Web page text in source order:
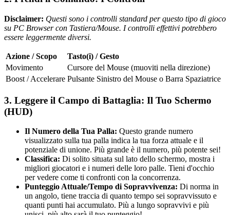
Disclaimer: Questi sono i controlli standard per questo tipo di gioco
su PC Browser con Tastiera/Mouse. I controlli effettivi potrebbero
essere leggermente diversi.
Azione / Scopo
Tasto(i) / Gesto
Movimento
Cursore del Mouse (muoviti nella direzione)
Boost / Accelerare Pulsante Sinistro del Mouse o Barra Spaziatrice
3. Leggere il Campo di Battaglia: Il Tuo Schermo
(HUD)
Il Numero della Tua Palla: Questo grande numero
visualizzato sulla tua palla indica la tua forza attuale e il
potenziale di unione. Più grande è il numero, più potente sei!
Classifica: Di solito situata sul lato dello schermo, mostra i
migliori giocatori e i numeri delle loro palle. Tieni d'occhio
per vedere come ti confronti con la concorrenza.
Punteggio Attuale/Tempo di Sopravvivenza: Di norma in
un angolo, tiene traccia di quanto tempo sei sopravvissuto e
quanti punti hai accumulato. Più a lungo sopravvivi e più